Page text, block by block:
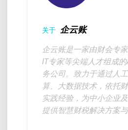
关于 企云账
企云账是一家由财会专家
IT专家等尖端人才组成
务公司。致力于通过人
算、大数据技术，依托
实践经验，为中小企业
提供智慧财税解决方案与